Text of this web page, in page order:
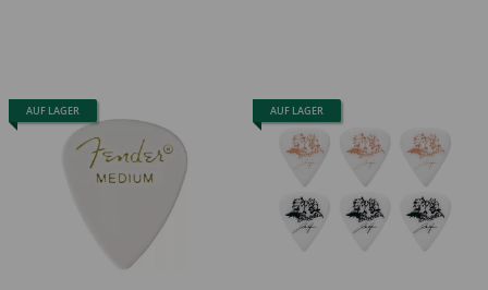
AUF LAGER AUF LAGER